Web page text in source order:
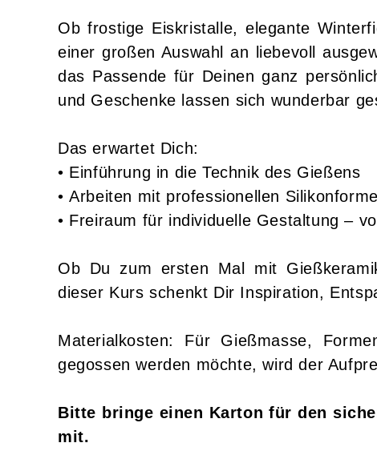
Ob frostige Eiskristalle, elegante
einer großen Auswahl an liebevoll
das Passende für Deinen ganz
und Geschenke lassen sich wunderbar
Das erwartet Dich:
• Einführung in die Technik des Gießens
•Arbeiten mit professionellen
• Freiraum für individuelle Gestaltung –
Ob Du zum ersten Mal mit
dieser Kurs schenkt Dir Inspiration,
Materialkosten: Für Gießmasse,
gegossen werden möchte, wird der
Bitte bringe einen Karton für den
mit.